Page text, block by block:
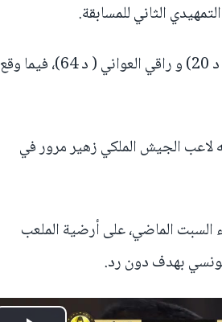
الثاني للمسابقة.
وسجل هدفي النجم الساحلي كل من غفران النوالي ( د 20) و راقي العواني ( د 64)، فيما وقع
لاعب الجيش الملكي زهير مرور في
السبت الماضي، على أرضية الملعب
بهدف دون رد.